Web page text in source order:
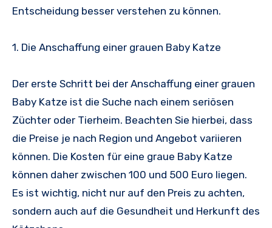
Entscheidung besser verstehen zu können.
1. Die Anschaffung einer grauen Baby Katze
Der erste Schritt bei der Anschaffung einer grauen
Baby Katze ist die Suche nach einem seriösen
Züchter oder Tierheim. Beachten Sie hierbei, dass
die Preise je nach Region und Angebot variieren
können. Die Kosten für eine graue Baby Katze
können daher zwischen 100 und 500 Euro liegen.
Es ist wichtig, nicht nur auf den Preis zu achten,
sondern auch auf die Gesundheit und Herkunft des